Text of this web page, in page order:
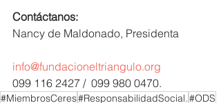
Contáctanos:
Nancy de Maldonado, Presidenta
info@fundacioneltriangulo.org
099 116 2427 /  099 980 0470.
#MiembrosCeres#ResponsabilidadSocial.#ODS